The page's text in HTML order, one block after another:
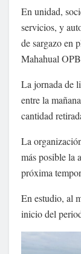
En unidad,
servicios, y
de sargazo en
Mahahual
La jornada de
entre la
cantidad
La
más posible la
próxima
En estudio, al
inicio del